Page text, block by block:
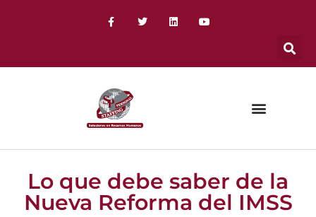
Lo que debe saber de la
Nueva Reforma del IMSS